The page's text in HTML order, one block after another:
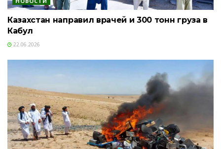
Казахстан направил врачей и 300 тонн груза в
Кабул
22.06.2026